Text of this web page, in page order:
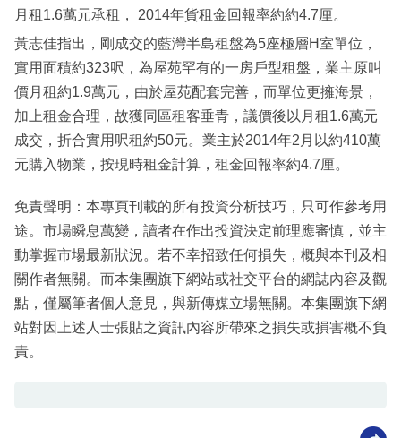
月租1.6萬元承租， 2014年貨租金回報率約約4.7厘。
黃志佳指出，剛成交的藍灣半島租盤為5座極層H室單位，
實用面積約323呎，為屋苑罕有的一房戶型租盤，業主原叫
價月租約1.9萬元，由於屋苑配套完善，而單位更擁海景，
加上租金合理，故獲同區租客垂青，議價後以月租1.6萬元
成交，折合實用呎租約50元。業主於2014年2月以約410萬
元購入物業，按現時租金計算，租金回報率約4.7厘。
免責聲明：本專頁刊載的所有投資分析技巧，只可作參考用
途。市場瞬息萬變，讀者在作出投資決定前理應審慎，並主
動掌握市場最新狀況。若不幸招致任何損失，概與本刊及相
關作者無關。而本集團旗下網站或社交平台的網誌內容及觀
點，僅屬筆者個人意見，與新傳媒立場無關。本集團旗下網
站對因上述人士張貼之資訊內容所帶來之損失或損害概不負
責。